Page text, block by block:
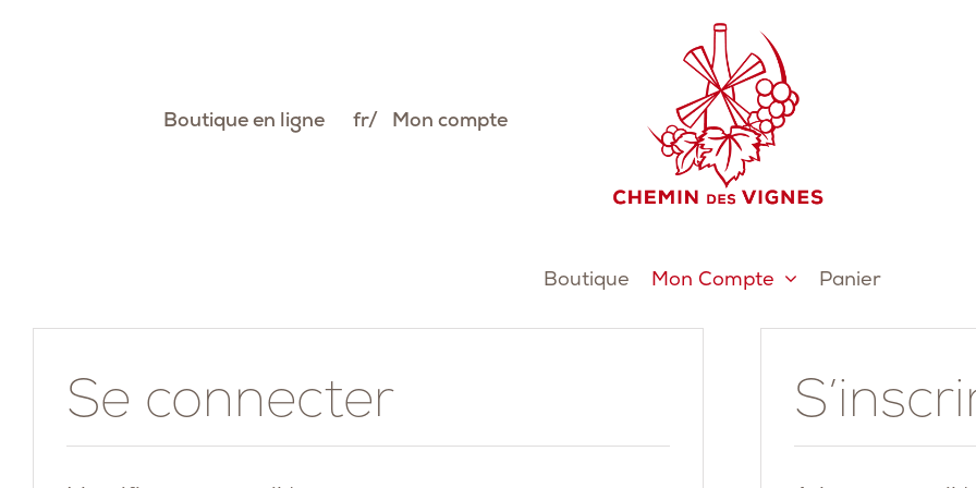
Boutique en ligne fr Mon compte
Boutique Mon Compte Panier
Se connecter